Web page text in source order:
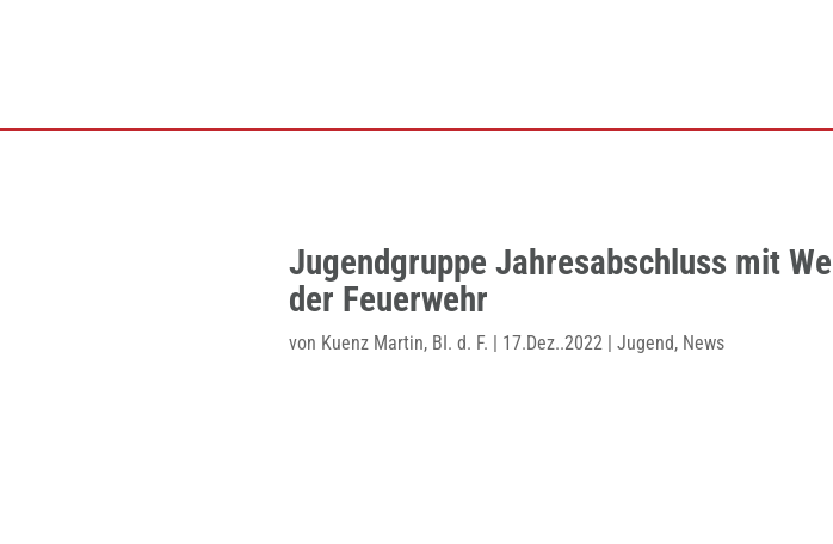
Jugendgruppe Jahresabschluss mit
der Feuerwehr
von Kuenz Martin, BI. d. F. | 17.Dez..2022| Jugend, News